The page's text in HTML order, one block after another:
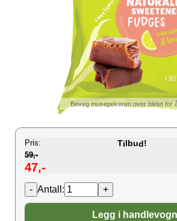
Beveg musepekeren over bildet for
Pris: Tilbud!
59,-
47,-
Antall:
Legg i handlevogn